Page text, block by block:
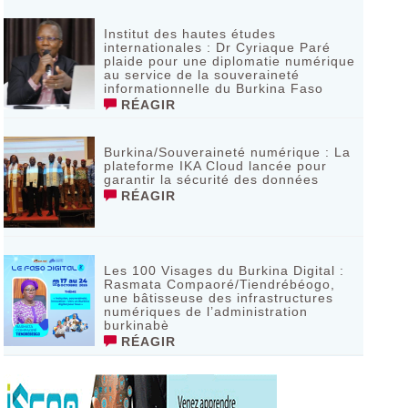
Institut des hautes études
internationales : Dr Cyriaque Paré
plaide pour une diplomatie numérique
au service de la souveraineté
informationnelle du Burkina Faso
RÉAGIR
Burkina/Souveraineté numérique : La
plateforme IKA Cloud lancée pour
garantir la sécurité des données
RÉAGIR
Les 100 Visages du Burkina Digital :
Rasmata Compaoré/Tiendrébéogo,
une bâtisseuse des infrastructures
numériques de l’administration
burkinabè
RÉAGIR